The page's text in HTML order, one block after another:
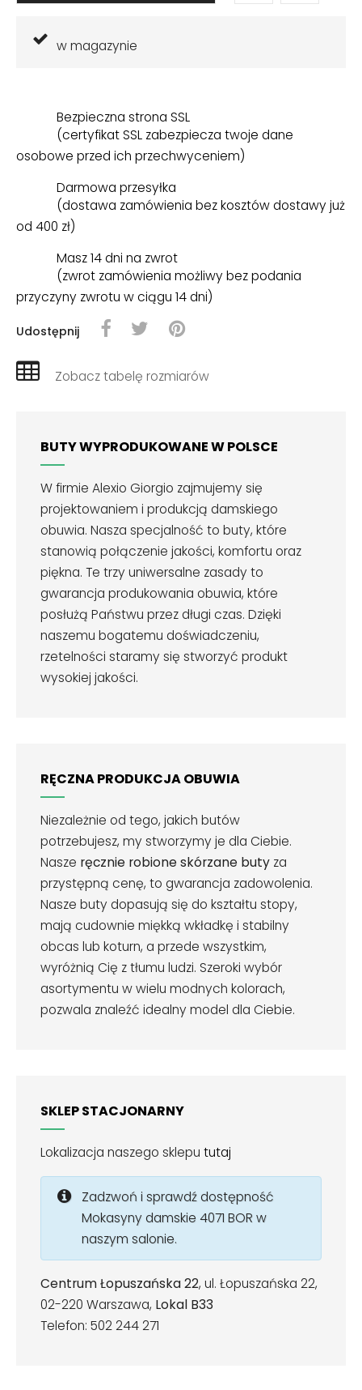
w magazynie
Bezpieczna strona SSL
(certyfikat SSL zabezpiecza twoje dane
osobowe przed ich przechwyceniem)
Darmowa przesyłka
(dostawa zamówienia bez kosztów dostawy już
od 400 zł)
Masz 14 dni na zwrot
(zwrot zamówienia możliwy bez podania
przyczyny zwrotu w ciągu 14 dni)
Udostępnij
Zobacz tabelę rozmiarów
BUTY WYPRODUKOWANE W POLSCE
W firmie Alexio Giorgio zajmujemy się
projektowaniem i produkcją damskiego
obuwia. Nasza specjalność to buty, które
stanowią połączenie jakości, komfortu oraz
piękna. Te trzy uniwersalne zasady to
gwarancja produkowania obuwia, które
posłużą Państwu przez długi czas. Dzięki
naszemu bogatemu doświadczeniu,
rzetelności staramy się stworzyć produkt
wysokiej jakości.
RĘCZNA PRODUKCJA OBUWIA
Niezależnie od tego, jakich butów
potrzebujesz, my stworzymy je dla Ciebie.
Nasze ręcznie robione skórzane buty za
przystępną cenę, to gwarancja zadowolenia.
Nasze buty dopasują się do kształtu stopy,
mają cudownie miękką wkładkę i stabilny
obcas lub koturn, a przede wszystkim,
wyróżnią Cię z tłumu ludzi. Szeroki wybór
asortymentu w wielu modnych kolorach,
pozwala znaleźć idealny model dla Ciebie.
SKLEP STACJONARNY
Lokalizacja naszego sklepu tutaj
Zadzwoń i sprawdź dostępność
Mokasyny damskie 4071 BOR w
naszym salonie.
Centrum Łopuszańska 22, ul. Łopuszańska 22,
02-220 Warszawa, Lokal B33
Telefon: 502 244 271